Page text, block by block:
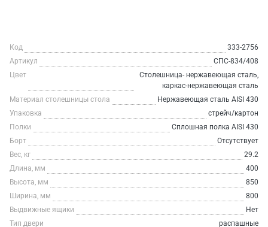
Код
333-2756
Артикул
СПС-834/408
Цвет
Столешница- нержавеющая сталь,
каркас-нержавеющая сталь
Материал столешницы стола
Нержавеющая сталь AISI 430
Упаковка
стрейч/картон
Полки
Сплошная полка AISI 430
Борт
Отсутствует
Вес, кг
29.2
Длина, мм
400
Высота, мм
850
Ширина, мм
800
Выдвижные ящики
Нет
Тип двери
распашные